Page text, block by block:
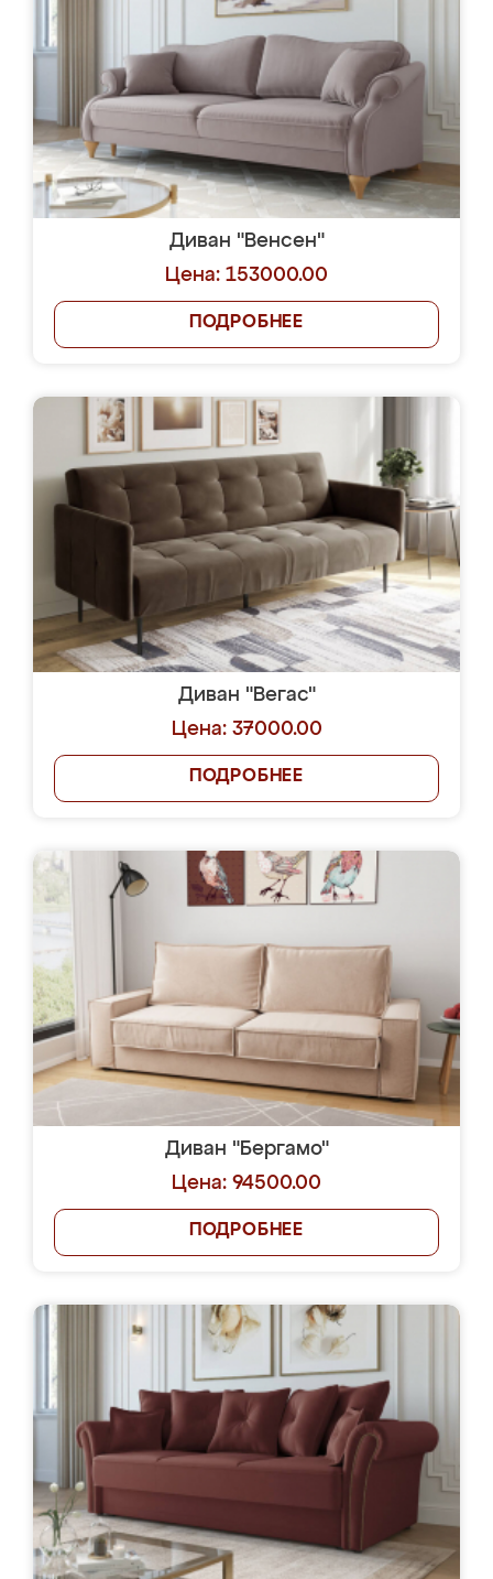
Диван "Венсен"
Цена: 153000.00
ПОДРОБНЕЕ
Диван "Вегас"
Цена: 37000.00
ПОДРОБНЕЕ
Диван "Бергамо"
Цена: 94500.00
ПОДРОБНЕЕ